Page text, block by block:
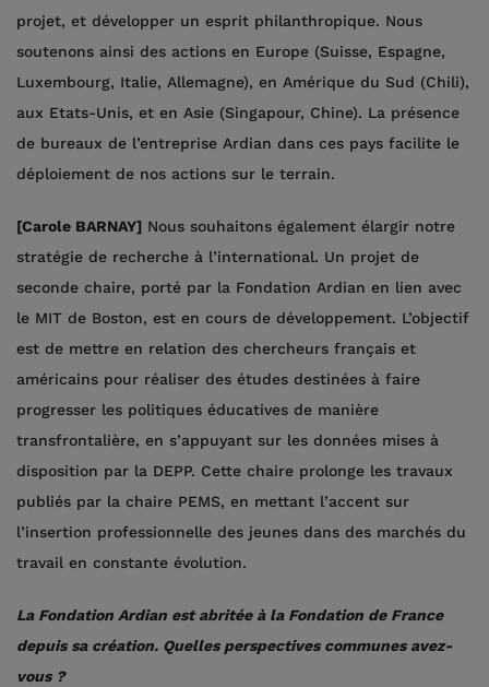
projet, et développer un esprit philanthropique. Nous
soutenons ainsi des actions en Europe (Suisse, Espagne,
Luxembourg, Italie, Allemagne), en Amérique du Sud (Chili),
aux Etats-Unis, et en Asie (Singapour, Chine). La présence
de bureaux de l’entreprise Ardian dans ces pays facilite le
déploiement de nos actions sur le terrain.
[Carole BARNAY] Nous souhaitons également élargir notre
stratégie de recherche à l’international. Un projet de
seconde chaire, porté par la Fondation Ardian en lien avec
le MIT de Boston, est en cours de développement. L’objectif
est de mettre en relation des chercheurs français et
américains pour réaliser des études destinées à faire
progresser les politiques éducatives de manière
transfrontalière, en s’appuyant sur les données mises à
disposition par la DEPP. Cette chaire prolonge les travaux
publiés par la chaire PEMS, en mettant l’accent sur
l’insertion professionnelle des jeunes dans des marchés du
travail en constante évolution.
La Fondation Ardian est abritée à la Fondation de France
depuis sa création. Quelles perspectives communes avez-
vous ?